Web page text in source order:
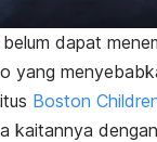
dapat
yang
Boston
kaitannya